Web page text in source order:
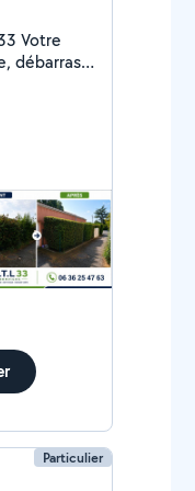
débarras
vous
et
Particulier